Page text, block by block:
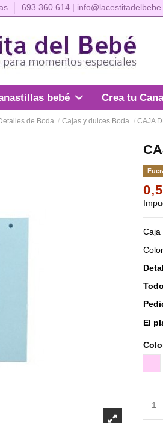
693 360 614|
bebé Crea tu
de Boda Cajas y dulces Boda CAJA
Caja
El